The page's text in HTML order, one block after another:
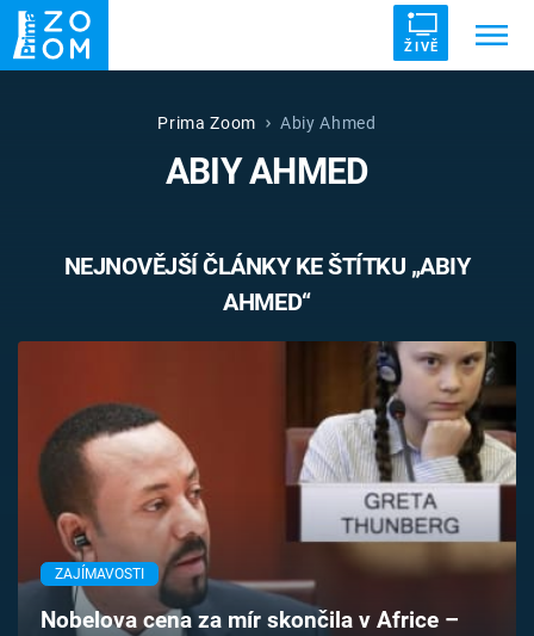
ŽIVĚ
UFO DRUHÁ SVĚTOVÁ VÁLKA
VETŘELCI DÁVNOVĚKU
Pořady
TV Program
Časopis
Sledujte prima+
Prima Zoom Abiy Ahmed
ABIY AHMED
NEJNOVĚJŠÍ ČLÁNKY KE ŠTÍTKU „ABIY
AHMED“
ZAJÍMAVOSTI
Nobelova cena za mír skončila v Africe –